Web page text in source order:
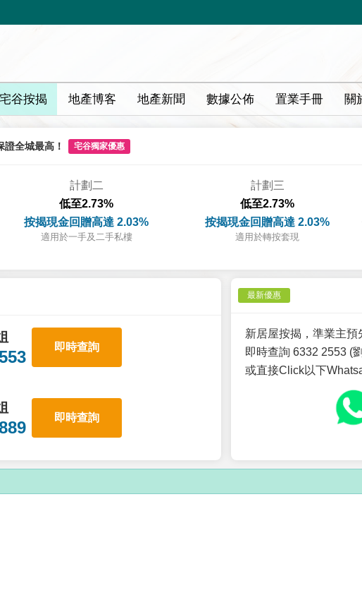
宅谷按揭 地產博客 地產新聞 數據公佈 置業手冊 關
全城最高！ 宅谷獨家優惠
計劃二
低至2.73%
按揭現金回贈高達 2.03%
適用於一手及二手私樓
計劃三
低至2.73%
按揭現金回贈高達 2.03%
適用於轉按套現
即時查詢
即時查詢
最新優惠
新居屋按揭，準業主預
即時查詢 6332 2553 (
或直接Click以下